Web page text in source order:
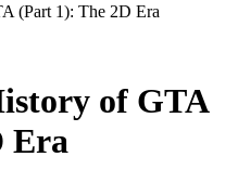
(Part 1): The 2D Era
of GTA
Era